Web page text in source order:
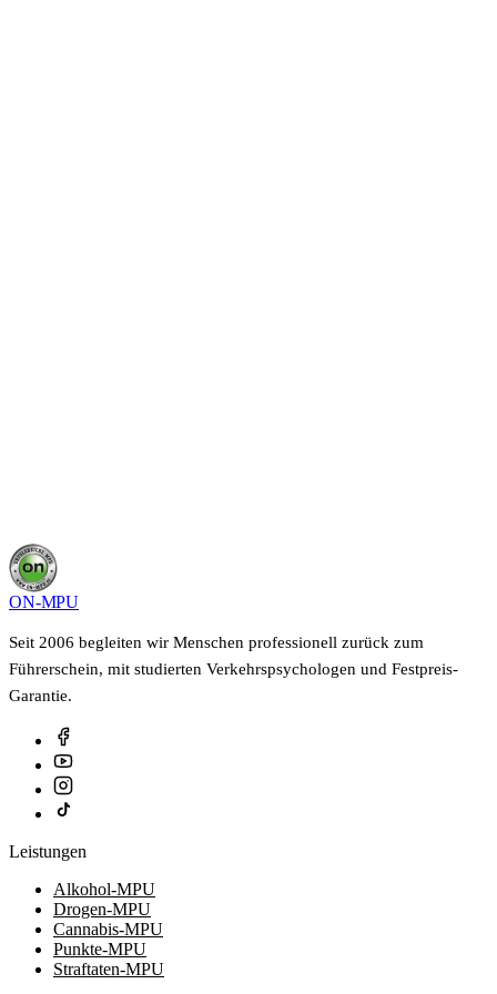
ON-MPU
Seit 2006 begleiten wir Menschen professionell zurück zum
Führerschein, mit studierten Verkehrspsychologen und Festpreis-
Garantie.
Leistungen
Alkohol-MPU
Drogen-MPU
Cannabis-MPU
Punkte-MPU
Straftaten-MPU